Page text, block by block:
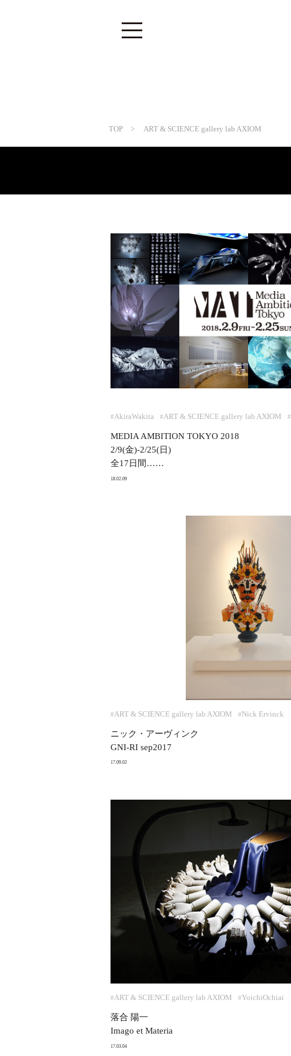
TOP> ART & SCIENCE gallery lab AXIOM
#AkiraWakita #ART & SCIENCE gallery lab AXIOM #
MEDIA AMBITION TOKYO 2018
2/9(金)-2/25(日)
全17日間……
18.02.09
#ART & SCIENCE gallery lab AXIOM #Nick Ervinck
ニック・アーヴィンク
GNI-RI sep2017
17.09.02
#ART & SCIENCE gallery lab AXIOM #YoichiOchiai
落合 陽一
Imago et Materia
17.03.04